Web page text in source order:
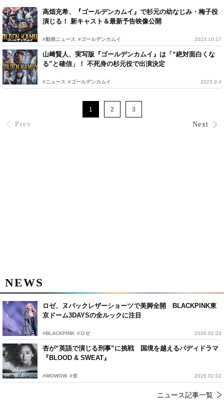
高畑充希、『ゴールデンカムイ』で杉元の幼なじみ・梅子役
演じる！ 新キャスト＆最新予告映像公開
#動画ニュース #ゴールデンカムイ 2023.10.17
山﨑賢人、実写版『ゴールデンカムイ』は「“絶対面白くな
る”と確信」！ 不死身の杉元役で出演決定
#ニュース #ゴールデンカムイ 2023.9.4
Prev
1 2 3
Next
NEWS
ロゼ、ヌバックレザーショーツで美脚全開 BLACKPINK東
京ドーム3DAYSの全ルックに注目
#BLACKPINK #ロゼ 2026.02.03
杏が“英語で演じる刑事”に挑戦 国境を越えるバディドラマ
『BLOOD & SWEAT』
#WOWOW #杏 2026.02.02
ニュース記事一覧